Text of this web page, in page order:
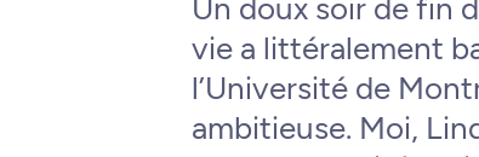
Un doux soir de fin
vie a littéralement
l’Université de
ambitieuse. Moi,